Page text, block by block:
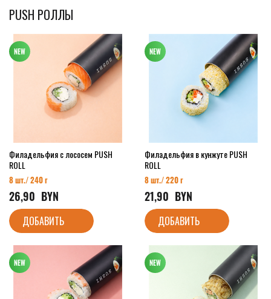
PUSH РОЛЛЫ
Филадельфия с лососем PUSH
ROLL
8 шт./ 240 г
26,90
  BYN
ДОБАВИТЬ
Филадельфия в кунжуте PUSH
ROLL
8 шт./ 220 г
21,90
  BYN
ДОБАВИТЬ